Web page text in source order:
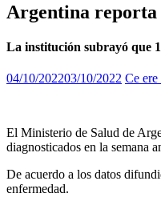
Argentina reporta
La institución subrayó que
04/10/202203/10/2022 Ce
El Ministerio de Salud de
diagnosticados en la semana
De acuerdo a los datos
enfermedad.